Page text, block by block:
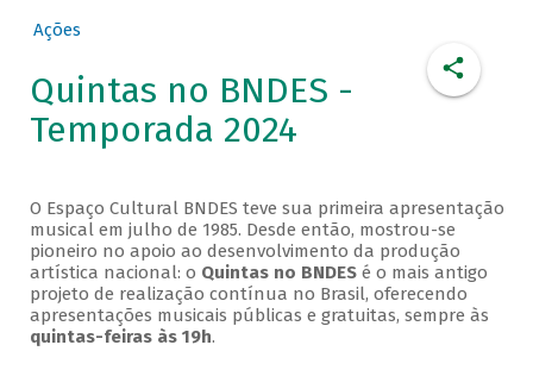
Ações
Quintas no BNDES -
Temporada 2024
O Espaço Cultural BNDES teve sua primeira apresentação
musical em julho de 1985. Desde então, mostrou-se
pioneiro no apoio ao desenvolvimento da produção
artística nacional: o Quintas no BNDESé o mais antigo
projeto de realização contínua no Brasil, oferecendo
apresentações musicais públicas e gratuitas, sempre às
quintas-feiras às 19h.